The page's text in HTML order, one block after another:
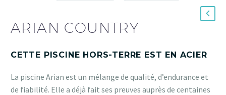
ARIAN COUNTRY
CETTE PISCINE HORS-TERRE EST EN ACIER
La piscine Arian est un mélange de qualité, d’endurance et
de fiabilité. Elle a déjà fait ses preuves auprès de centaines